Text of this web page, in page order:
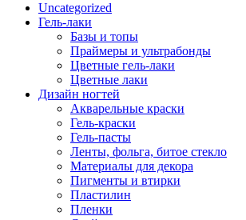
Uncategorized
Гель-лаки
Базы и топы
Праймеры и ультрабонды
Цветные гель-лаки
Цветные лаки
Дизайн ногтей
Акварельные краски
Гель-краски
Гель-пасты
Ленты, фольга, битое стекло
Материалы для декора
Пигменты и втирки
Пластилин
Пленки